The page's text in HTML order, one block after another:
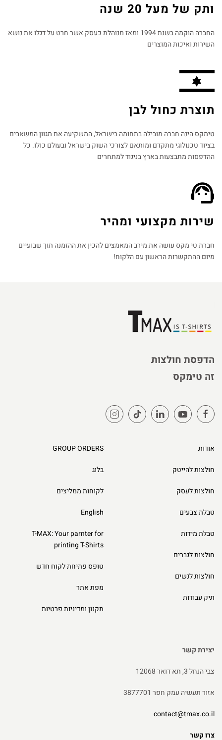
ותק של מעל 20 שנה
החברה הוקמה בשנת 1994 ומאז מנוהלת כעסק אשר חרט על דגלו את נושא
השירות ואיכות המוצרים
תוצרת כחול לבן
טימקס הינה חברה מובילה בתחומה בישראל, המשקיעה את מגוון המשאבים
בציוד טכנולוגי מתקדם ומותאם לצורכי השוק בישראל ובעולם כולו. כל
ההדפסות מתבצעות בארץ בניגוד למתחרים​
שירות מקצועי ומהיר
חברת טי מקס עושה את מירב המאמצים להכין את ההזמנה תוך שבועיים
מיום ההתקשרות הראשון עם הלקוח!
הדפסת חולצות
זה טימקס
אודות
חולצות להייטק
חולצות לעסק
טבלת צבעים
טבלת מידות
חולצות לגברים
חולצות לנשים
תיק עבודות
GROUP ORDERS
בלוג
לקוחות ממליצים
English
T-MAX: Your parnter for
printing T-Shirts
טופס פתיחת לקוח חדש
מפת אתר
תקנון ומדיניות פרטיות
יצירת קשר
צבי הנחל 3, תא דואר 12068
אזור תעשיה עמק חפר 3877701
contact@tmax.co.il
צרו קשר